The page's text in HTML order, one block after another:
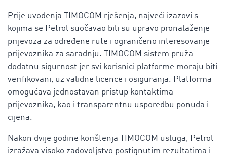
Prije uvođenja TIMOCOM rješenja, najveći izazovi s
kojima se Petrol suočavao bili su upravo pronalaženje
prijevoza za određene rute i ograničeno interesovanje
prijevoznika za saradnju. TIMOCOM sistem pruža
dodatnu sigurnost jer svi korisnici platforme moraju biti
verifikovani, uz validne licence i osiguranja. Platforma
omogućava jednostavan pristup kontaktima
prijevoznika, kao i transparentnu usporedbu ponuda i
cijena.
Nakon dvije godine korištenja TIMOCOM usluga, Petrol
izražava visoko zadovoljstvo postignutim rezultatima i